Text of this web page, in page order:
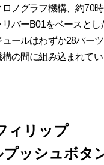
ノグラフ機構、約70
バーB01をベースとし
ュールはわずか28パー
の間に組み込まれてい
ィリップ
プッシュボタ